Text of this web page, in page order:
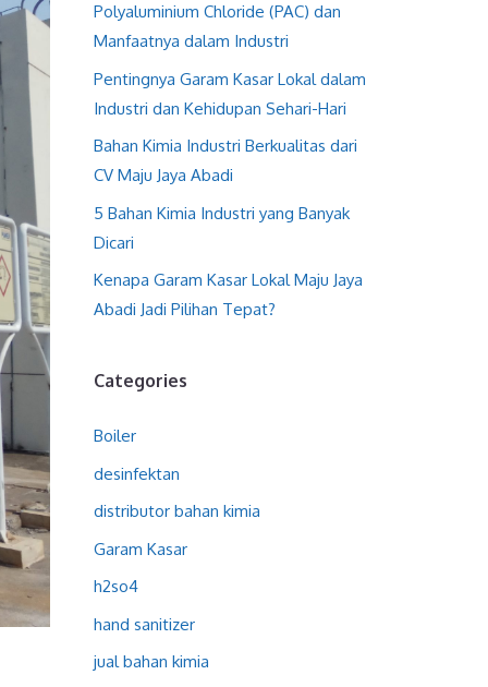
Polyaluminium Chloride (PAC) dan
Manfaatnya dalam Industri
Pentingnya Garam Kasar Lokal dalam
Industri dan Kehidupan Sehari-Hari
Bahan Kimia Industri Berkualitas dari
CV Maju Jaya Abadi
5 Bahan Kimia Industri yang Banyak
Dicari
Kenapa Garam Kasar Lokal Maju Jaya
Abadi Jadi Pilihan Tepat?
Categories
Boiler
desinfektan
distributor bahan kimia
Garam Kasar
h2so4
hand sanitizer
jual bahan kimia